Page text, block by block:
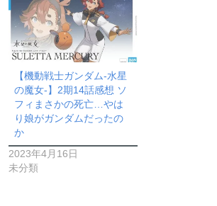
【機動戦士ガンダム-水星
の魔女-】2期14話感想 ソ
フィまさかの死亡…やは
り娘がガンダムだったの
か
2023年4月16日
未分類